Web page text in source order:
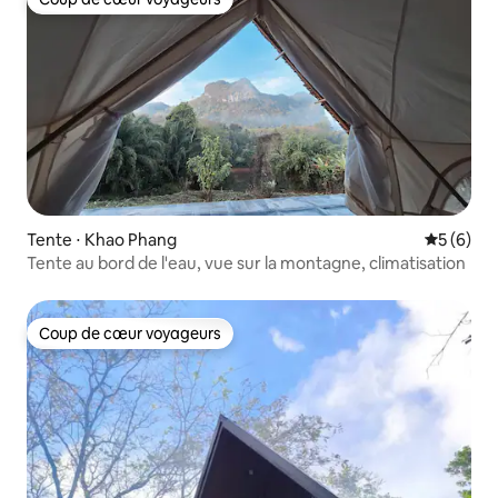
Coup de cœur voyageurs
Tente ⋅ Khao Phang
5 (6)
Tente au bord de l'eau, vue sur la montagne, climatisation
Coup de cœur voyageurs
Coup de cœur voyageurs